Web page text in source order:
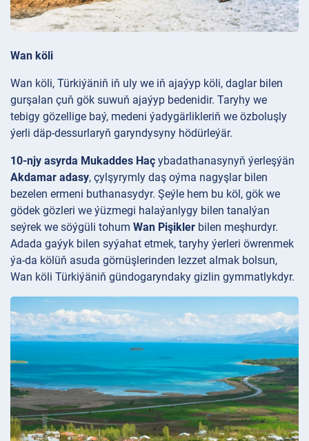
Wan köli
Wan köli, Türkiýäniň iň uly we iň ajaýyp köli, daglar bilen
gurşalan çuň gök suwuň ajaýyp bedenidir. Taryhy we
tebigy gözellige baý, medeni ýadygärlikleriň we özboluşly
ýerli däp-dessurlaryň garyndysyny hödürleýär.
10-njy asyrda Mukaddes Haç ybadathanasynyň ýerleşýän
Akdamar adasy, çylşyrymly daş oýma nagyşlar bilen
bezelen ermeni buthanasydyr. Şeýle hem bu köl, gök we
gödek gözleri we ýüzmegi halaýanlygy bilen tanalýan
seýrek we söýgüli tohum Wan Pişikler bilen meşhurdyr.
Adada gaýyk bilen syýahat etmek, taryhy ýerleri öwrenmek
ýa-da kölüň asuda görnüşlerinden lezzet almak bolsun,
Wan köli Türkiýäniň gündogaryndaky gizlin gymmatlykdyr.